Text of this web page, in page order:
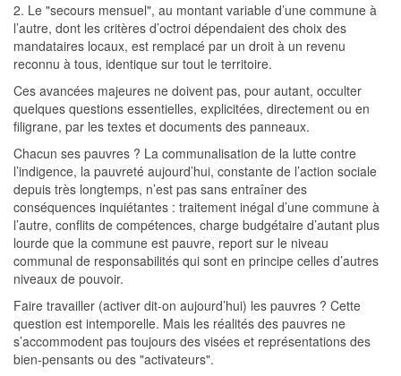
2. Le "secours mensuel", au montant variable d’une commune à
l’autre, dont les critères d’octroi dépendaient des choix des
mandataires locaux, est remplacé par un droit à un revenu
reconnu à tous, identique sur tout le territoire.
Ces avancées majeures ne doivent pas, pour autant, occulter
quelques questions essentielles, explicitées, directement ou en
filigrane, par les textes et documents des panneaux.
Chacun ses pauvres ? La communalisation de la lutte contre
l’indigence, la pauvreté aujourd’hui, constante de l’action sociale
depuis très longtemps, n’est pas sans entraîner des
conséquences inquiétantes : traitement inégal d’une commune à
l’autre, conflits de compétences, charge budgétaire d’autant plus
lourde que la commune est pauvre, report sur le niveau
communal de responsabilités qui sont en principe celles d’autres
niveaux de pouvoir.
Faire travailler (activer dit-on aujourd’hui) les pauvres ? Cette
question est intemporelle. Mais les réalités des pauvres ne
s’accommodent pas toujours des visées et représentations des
bien-pensants ou des "activateurs".